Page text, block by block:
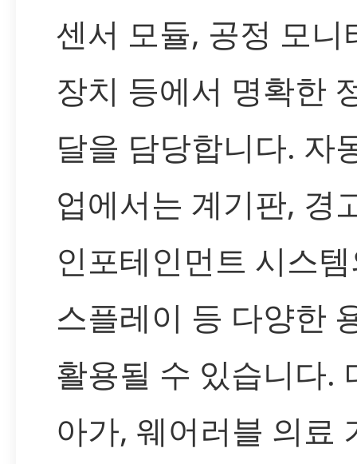
센서 모듈, 공정 모니
장치 등에서 명확한
달을 담당합니다. 자
업에서는 계기판, 경
인포테인먼트 시스
스플레이 등 다양한
활용될 수 있습니다.
아가, 웨어러블 의료